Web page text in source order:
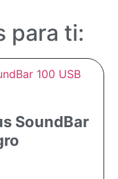
para ti:
SoundBar